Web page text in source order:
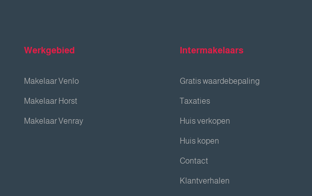
Werkgebied
Makelaar Venlo
Makelaar Horst
Makelaar Venray
Intermakelaars
Gratis waardebepaling
Taxaties
Huis verkopen
Huis kopen
Contact
Klantverhalen